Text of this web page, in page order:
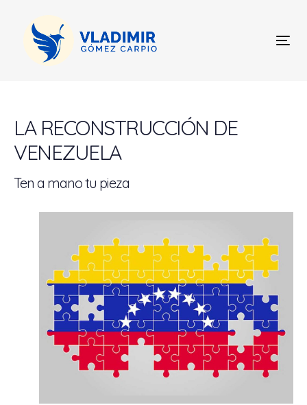
content
LA RECONSTRUCCIÓN DE
VENEZUELA
Ten a mano tu pieza
navigation